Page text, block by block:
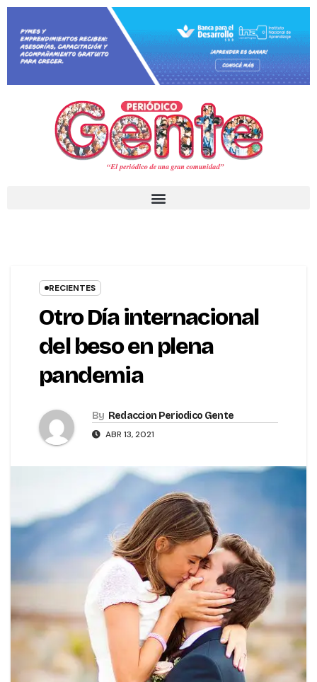
RECIENTES
Otro Día internacional
del beso en plena
pandemia
By Redaccion Periodico Gente
ABR 13, 2021